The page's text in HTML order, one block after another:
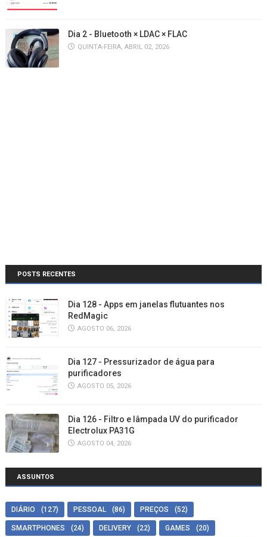
Dia 2 - Bluetooth × LDAC × FLAC
QUINTA-FEIRA, ABRIL 02, 2026
POSTS RECENTES
Dia 128 - Apps em janelas flutuantes nos
RedMagic
AGOSTO 06, 2026
Dia 127 - Pressurizador de água para
purificadores
AGOSTO 05, 2026
Dia 126 - Filtro e lâmpada UV do purificador
Electrolux PA31G
AGOSTO 04, 2026
ASSUNTOS
DIÁRIO (127) PESSOAL (86) PREÇOS (52)
SMARTPHONES (24) DELIVERY (22) GAMES (20)